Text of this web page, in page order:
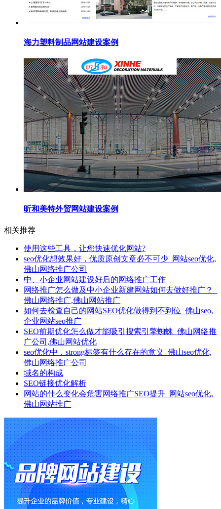
海力塑料制品网站建设案例
昕和美特外贸网站建设案例
相关推荐
使用这些工具，让您快速优化网站?
seo优化想效果好，优质原创文章必不可少_网站seo优化,
佛山网络推广公司
中、小企业网站建设好后的网络推广工作
网络推广怎么做及中小企业新建网站如何去做好推广？_
佛山网络推广,佛山网站推广
如何去检查自己的网站SEO优化做得到不到位_佛山seo,
企业网站seo推广
SEO前期优化怎么做才能吸引搜索引擎蜘蛛_佛山网络推
广公司,佛山网站优化
seo优化中，strong标签有什么存在的意义_佛山seo优化,
佛山网络推广公司
域名的构成
SEO链接优化解析
网站的什么变化会危害网络推广SEO提升_网站seo优化,
佛山网站推广